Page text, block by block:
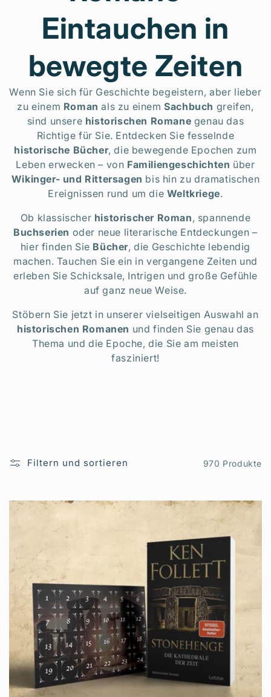
t
e
g
o
r
i
e
:
Eintauchen in
bewegte Zeiten
Wenn Sie sich für Geschichte begeistern, aber lieber
zu einem Roman als zu einemSachbuch greifen,
sind unsere historischen Romane genau das
Richtige für Sie. Entdecken Sie fesselnde
historische Bücher, die bewegende Epochen zum
Leben erwecken – von Familiengeschichten über
Wikinger- und Rittersagen bis hin zu dramatischen
Ereignissen rund um die Weltkriege.
Ob klassischer historischer Roman, spannende
Buchserien oder neue literarische Entdeckungen –
hier finden Sie Bücher, die Geschichte lebendig
machen. Tauchen Sie ein in vergangene Zeiten und
erleben Sie Schicksale, Intrigen und große Gefühle
auf ganz neue Weise.
Stöbern Sie jetzt in unserer vielseitigen Auswahl an
historischen Romanen und finden Sie genau das
Thema und die Epoche, die Sie am meisten
fasziniert!
Filtern und sortieren 970 Produkte